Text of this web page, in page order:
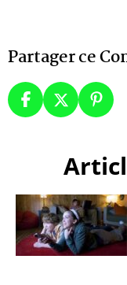
Partager ce